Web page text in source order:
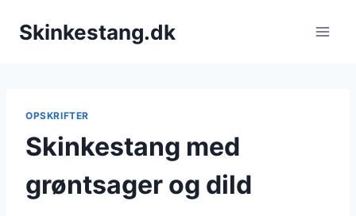
Skinkestang.dk
OPSKRIFTER
Skinkestang med
grøntsager og dild